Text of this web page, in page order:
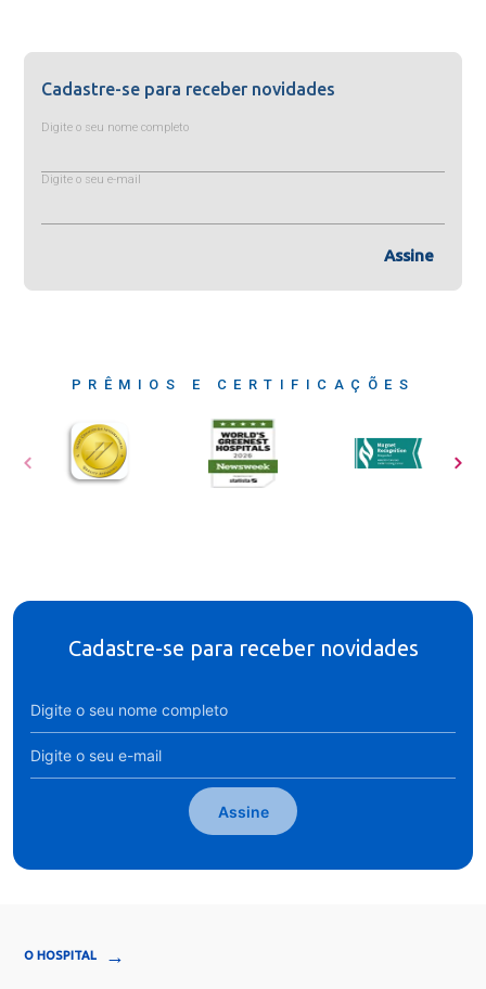
Cadastre-se para receber novidades
Digite o seu nome completo
Digite o seu e-mail
Assine
PRÊMIOS E CERTIFICAÇÕES
Cadastre-se para receber novidades
Assine
O HOSPITAL →